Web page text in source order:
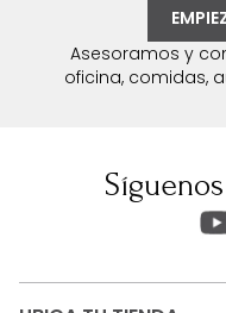
Asesoramos y
oficina, comidas,